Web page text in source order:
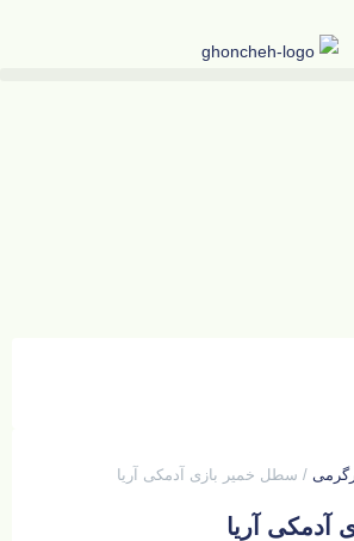
/ سطل خمیر بازی آدمکی آریا
آدمکی آریا